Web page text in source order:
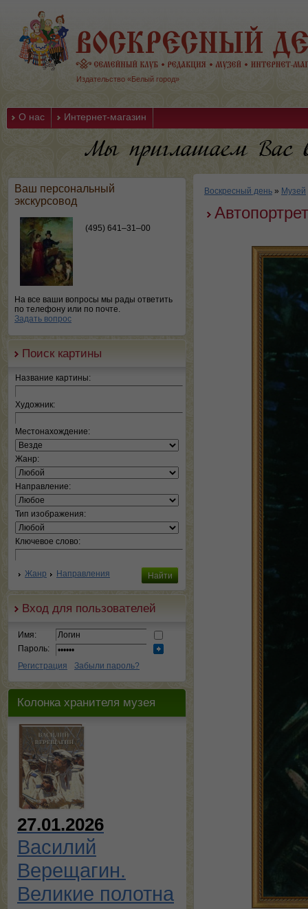
Издательство «Белый город»
О нас Интернет-магазин
Ваш персональный
экскурсовод
(495) 641–31–00
На все ваши вопросы мы рады ответить
по телефону или по почте.
Задать вопрос
Поиск картины
Название картины:
Художник:
Местонахождение:
Жанр:
Направление:
Тип изображения:
Ключевое слово:
Жанр Направления
Вход для пользователей
Имя:
Пароль:
Регистрация
Забыли пароль?
Колонка хранителя музея
27.01.2026
Василий
Верещагин.
Великие полотна
Воскресный день » Музей